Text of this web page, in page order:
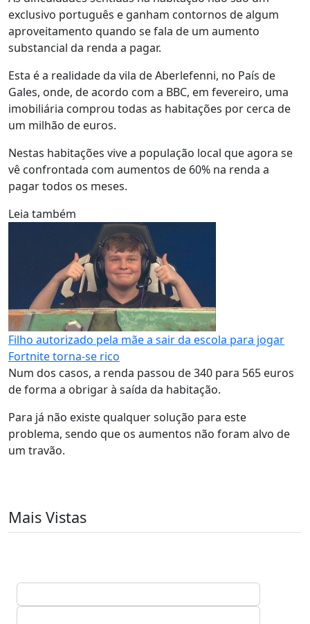
exclusivo português e ganham contornos de algum
aproveitamento quando se fala de um aumento
substancial da renda a pagar.
Esta é a realidade da vila de Aberlefenni, no País de
Gales, onde, de acordo com a BBC, em fevereiro, uma
imobiliária comprou todas as habitações por cerca de
um milhão de euros.
Nestas habitações vive a população local que agora se
vê confrontada com aumentos de 60% na renda a
pagar todos os meses.
Leia também
Filho autorizado pela mãe a sair da escola para jogar
Fortnite torna-se rico
Num dos casos, a renda passou de 340 para 565 euros
de forma a obrigar à saída da habitação.
Para já não existe qualquer solução para este
problema, sendo que os aumentos não foram alvo de
um travão.
Mais Vistas